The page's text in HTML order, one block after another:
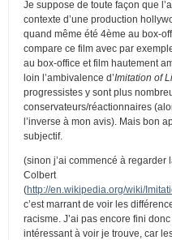
Je suppose de toute façon que
contexte d’une production
quand même été 4ème au box-
compare ce film avec par
au box-office et film hautement
loin l’ambivalence d’Imitation of
progressistes y sont plus
conservateurs/réactionnaires
l’inverse à mon avis). Mais bon
subjectif.
(sinon j’ai commencé à
Colbert
(http://en.wikipedia.org/wiki/
c’est marrant de voir les
racisme. J’ai pas encore fini
intéressant à voir je trouve, car